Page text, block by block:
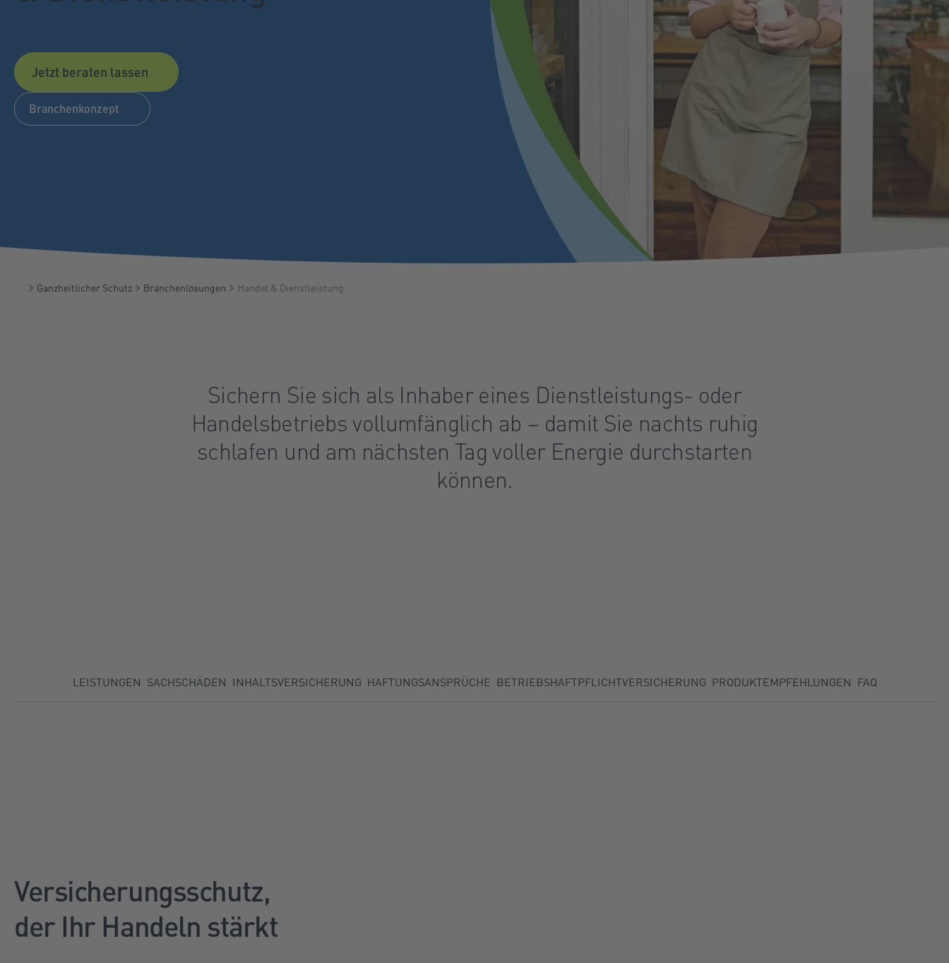
Jetzt beraten lassen
Branchenkonzept
Ganzheitlicher Schutz Branchenlösungen Handel & Dienstleistung
Sichern Sie sich als Inhaber eines Dienstleistungs- oder
Handelsbetriebs vollumfänglich ab – damit Sie nachts ruhig
schlafen und am nächsten Tag voller Energie durchstarten
können.
LEISTUNGEN SACHSCHÄDEN INHALTSVERSICHERUNG HAFTUNGSANSPRÜCHE BETRIEBSHAFTPFLICHTVERSICHERUNG PRODUKTEMPFEHLUNGEN FAQ
Versicherungsschutz,
der Ihr Handeln stärkt